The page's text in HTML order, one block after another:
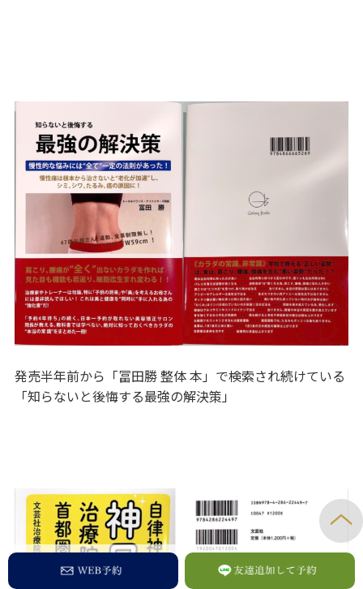
発売半年前から「冨田勝 整体 本」で検索され続けている
「知らないと後悔する最強の解決策」